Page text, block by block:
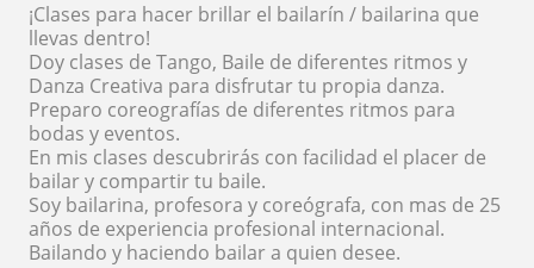
¡Clases para hacer brillar el bailarín / bailarina que
llevas dentro!
Doy clases de Tango, Baile de diferentes ritmos y
Danza Creativa para disfrutar tu propia danza.
Preparo coreografías de diferentes ritmos para
bodas y eventos.
En mis clases descubrirás con facilidad el placer de
bailar y compartir tu baile.
Soy bailarina, profesora y coreógrafa, con mas de 25
años de experiencia profesional internacional.
Bailando y haciendo bailar a quien desee.